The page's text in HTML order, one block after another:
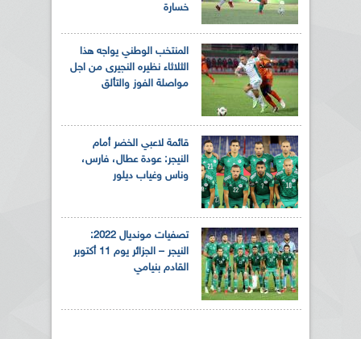
خسارة
المنتخب الوطني يواجه هذا
الثلاثاء نظيره النجيرى من اجل
مواصلة الفوز والتألق
قائمة لاعبي الخضر أمام
النيجر: عودة عطال، فارس،
وناس وغياب ديلور
تصفيات مونديال 2022:
النيجر – الجزائر يوم 11 أكتوبر
القادم بنيامي